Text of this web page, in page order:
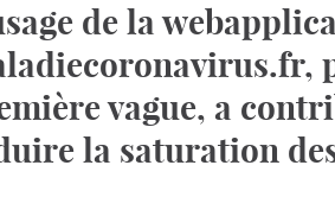
de la
vague, a
la saturation